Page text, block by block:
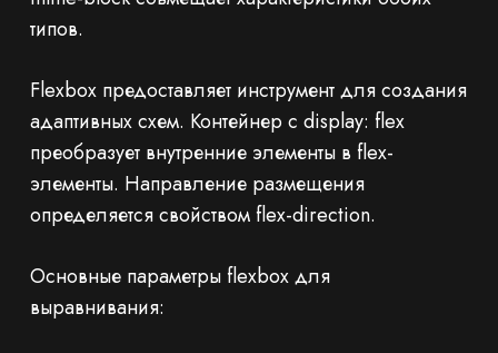
типов.
Flexbox предоставляет инструмент для создания
адаптивных схем. Контейнер с display: flex
преобразует внутренние элементы в flex-
элементы. Направление размещения
определяется свойством flex-direction.
Основные параметры flexbox для
выравнивания: